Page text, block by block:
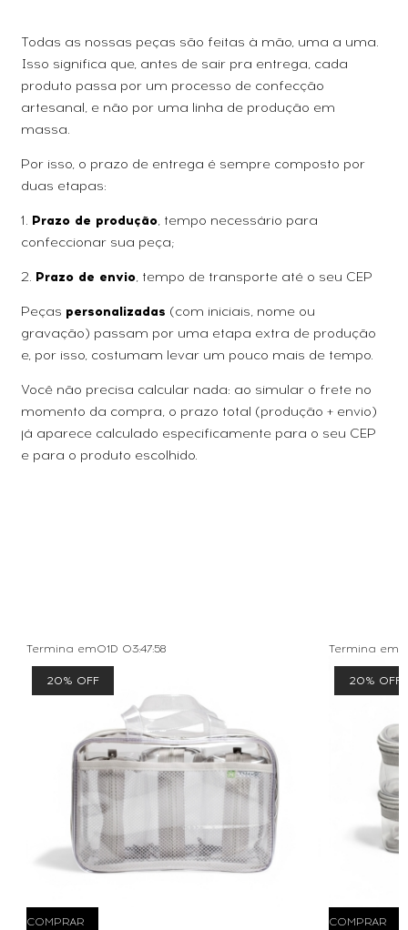
Todas as nossas peças são feitas à mão, uma a uma.
Isso significa que, antes de sair pra entrega, cada
produto passa por um processo de confecção
artesanal, e não por uma linha de produção em
massa.
Por isso, o prazo de entrega é sempre composto por
duas etapas:
1. Prazo de produção, tempo necessário para
confeccionar sua peça;
2. Prazo de envio, tempo de transporte até o seu CEP
Peças personalizadas (com iniciais, nome ou
gravação) passam por uma etapa extra de produção
e, por isso, costumam levar um pouco mais de tempo.
Você não precisa calcular nada: ao simular o frete no
momento da compra, o prazo total (produção + envio)
já aparece calculado especificamente para o seu CEP
e para o produto escolhido.
20% OFF
COMPRAR
Termina em01D 03:47:58
20% OFF
COMPRAR
Termina em